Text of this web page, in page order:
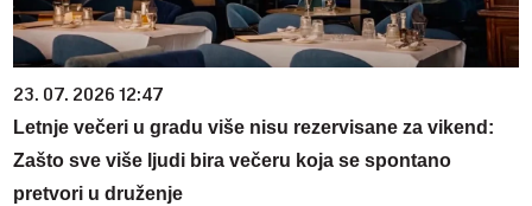
23. 07. 2026 12:47
Letnje večeri u gradu više nisu rezervisane za vikend:
Zašto sve više ljudi bira večeru koja se spontano
pretvori u druženje